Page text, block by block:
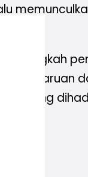
langkah
pembaruan
yang